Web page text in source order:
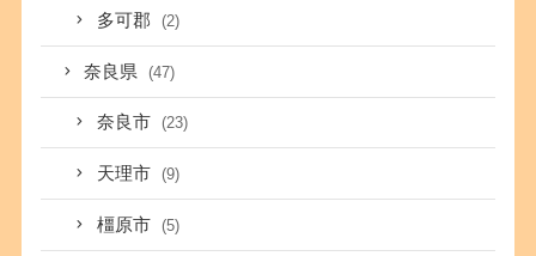
多可郡 (2)
奈良県 (47)
奈良市 (23)
天理市 (9)
橿原市 (5)